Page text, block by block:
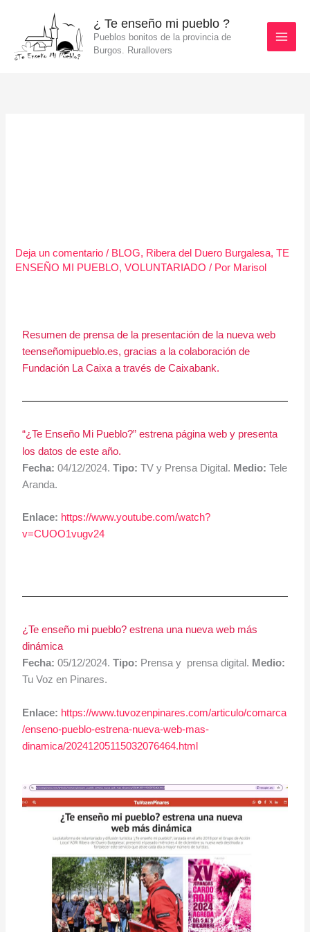
contenido
¿ Te enseño mi pueblo ?
Pueblos bonitos de la provincia de
Burgos. Rurallovers
Deja un comentario / BLOG, Ribera del Duero Burgalesa,TE
ENSEÑO MI PUEBLO,VOLUNTARIADO / Por Marisol
Resumen de prensa de la presentación de la nueva web
teenseñomipueblo.es, gracias a la colaboración de
Fundación La Caixa a través de Caixabank.
“¿Te Enseño Mi Pueblo?” estrena página web y presenta
los datos de este año.
Fecha: 04/12/2024.Tipo: TV y Prensa Digital. Medio: Tele
Aranda.
Enlace: https://www.youtube.com/watch?
v=CUOO1vugv24
¿Te enseño mi pueblo? estrena una nueva web más
dinámica
Fecha: 05/12/2024.Tipo: Prensa y prensa digital. Medio:
Tu Voz en Pinares.
Enlace: https://www.tuvozenpinares.com/articulo/comarca
/enseno-pueblo-estrena-nueva-web-mas-
dinamica/20241205115032076464.html